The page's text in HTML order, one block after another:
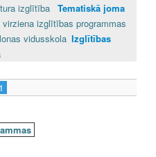
izglītība Tematiskā joma
izglītības programmas
vidusskola Izglītības
1